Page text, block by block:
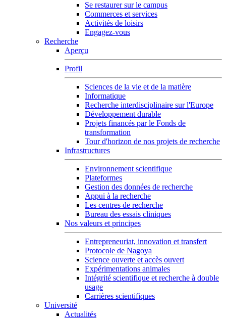
Se restaurer sur le campus
Commerces et services
Activités de loisirs
Engagez-vous
Recherche
Aperçu
Profil
Sciences de la vie et de la matière
Informatique
Recherche interdisciplinaire sur l'Europe
Développement durable
Projets financés par le Fonds de
transformation
Tour d'horizon de nos projets de recherche
Infrastructures
Environnement scientifique
Plateformes
Gestion des données de recherche
Appui à la recherche
Les centres de recherche
Bureau des essais cliniques
Nos valeurs et principes
Entrepreneuriat, innovation et transfert
Protocole de Nagoya
Science ouverte et accès ouvert
Expérimentations animales
Intégrité scientifique et recherche à double
usage
Carrières scientifiques
Université
Actualités